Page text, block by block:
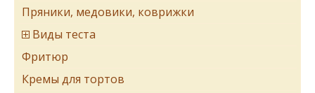
Пряники, медовики, коврижки
Виды теста
Фритюр
Кремы для тортов